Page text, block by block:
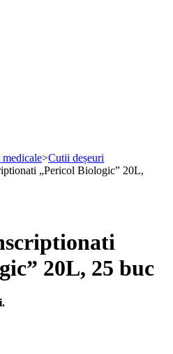
>Cutii deșeuri
„Pericol Biologic” 20L,
20L, 25 buc